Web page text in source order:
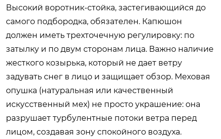
Высокий воротник-стойка, застегивающийся до
самого подбородка, обязателен. Капюшон
должен иметь трехточечную регулировку: по
затылку и по двум сторонам лица. Важно наличие
жесткого козырька, который не дает ветру
задувать снег в лицо и защищает обзор. Меховая
опушка (натуральная или качественный
искусственный мех) не просто украшение: она
разрушает турбулентные потоки ветра перед
лицом, создавая зону спокойного воздуха.